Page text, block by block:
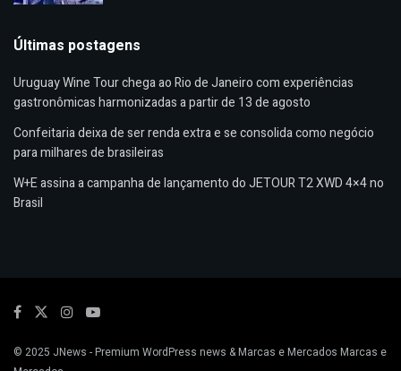
Últimas postagens
Uruguay Wine Tour chega ao Rio de Janeiro com experiências
gastronômicas harmonizadas a partir de 13 de agosto
Confeitaria deixa de ser renda extra e se consolida como negócio
para milhares de brasileiras
W+E assina a campanha de lançamento do JETOUR T2 XWD 4×4 no
Brasil
© 2025 JNews - Premium WordPress news & Marcas e Mercados Marcas e